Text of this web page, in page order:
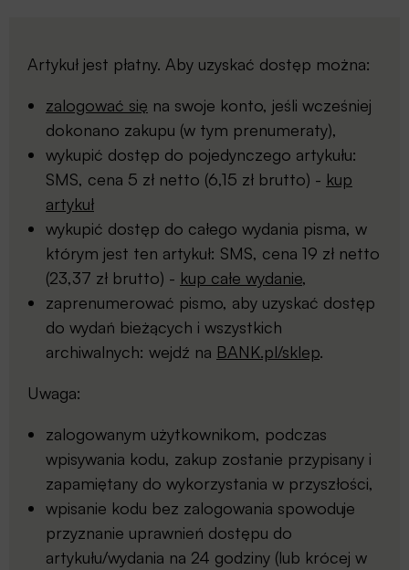
Artykuł jest płatny. Aby uzyskać dostęp można:
zalogować się na swoje konto, jeśli wcześniej
dokonano zakupu (w tym prenumeraty),
wykupić dostęp do pojedynczego artykułu:
SMS, cena 5 zł netto (6,15 zł brutto) - kup
artykuł
wykupić dostęp do całego wydania pisma, w
którym jest ten artykuł: SMS, cena 19 zł netto
(23,37 zł brutto) - kup całe wydanie,
zaprenumerować pismo, aby uzyskać dostęp
do wydań bieżących i wszystkich
archiwalnych: wejdź na BANK.pl/sklep.
Uwaga:
zalogowanym użytkownikom, podczas
wpisywania kodu, zakup zostanie przypisany i
zapamiętany do wykorzystania w przyszłości,
wpisanie kodu bez zalogowania spowoduje
przyznanie uprawnień dostępu do
artykułu/wydania na 24 godziny (lub krócej w